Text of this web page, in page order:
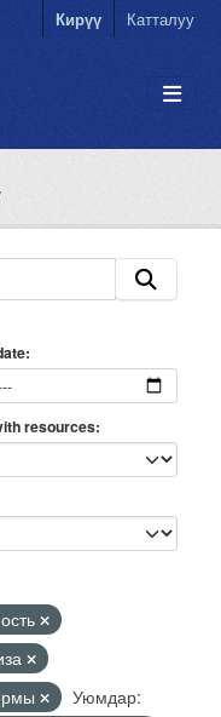
Кирүү Катталуу
resources
Уюмдар: